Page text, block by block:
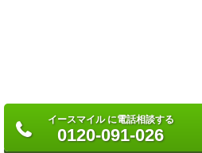
イースマイル に電話相談する
0120-091-026